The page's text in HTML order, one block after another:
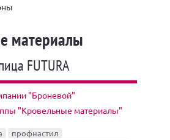
материалы
FUTURA
"Броневой"
"Кровельные материалы"
профнастил